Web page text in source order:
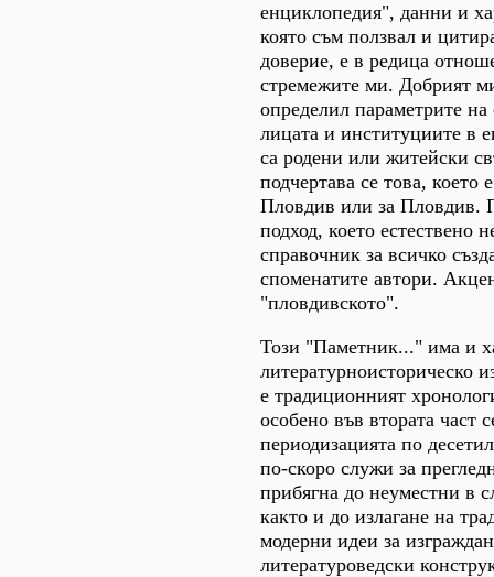
енциклопедия", данни и
която съм ползвал и
доверие, е в редица
стремежите ми. Добрият
определил параметрите на
лицата и институциите в
са родени или житейски
подчертава се това, което
Пловдив или за Пловдив.
подход, което естествено
справочник за всичко
споменатите автори.
"пловдивското".
Този "Паметник..." има и
литературноисторическо
е традиционният
особено във втората част
периодизацията по
по-скоро служи за
прибягна до неуместни в
както и до излагане на
модерни идеи за
литературоведски